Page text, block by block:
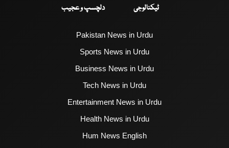
ٹیکنالوجی
دلچسپ و عجیب
Pakistan News in Urdu
Sports News in Urdu
Business News in Urdu
Tech News in Urdu
Entertainment News in Urdu
Health News in Urdu
Hum News English